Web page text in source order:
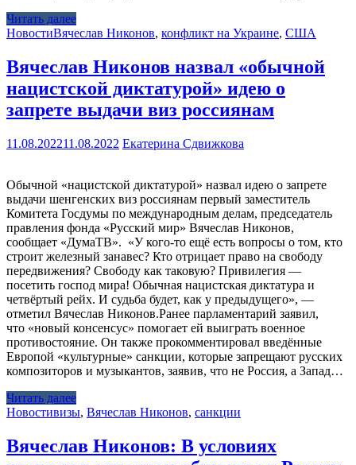
Читать далее
НовостиВячеслав Никонов, конфликт на Украине, США
Вячеслав Никонов назвал «обычной
нацистской диктатурой» идею о
запрете выдачи виз россиянам
11.08.202211.08.2022 Екатерина Сдвижкова
Обычной «нацистской диктатурой» назвал идею о запрете
выдачи шенгенских виз россиянам первый заместитель
Комитета Госдумы по международным делам, председатель
правления фонда «Русский мир» Вячеслав Никонов,
сообщает «ДумаТВ». «У кого-то ещё есть вопросы о том, кто
строит железный занавес? Кто отрицает право на свободу
передвижения? Свободу как таковую? Привилегия —
посетить господ мира! Обычная нацистская диктатура и
четвёртый рейх. И судьба будет, как у предыдущего», —
отметил Вячеслав Никонов.Ранее парламентарий заявил,
что «новый консенсус» помогает ей выиграть военное
противостояние. Он также прокомментировал введённые
Европой «культурные» санкции, которые запрещают русских
композиторов и музыкантов, заявив, что не Россия, а Запад…
Читать далее
Новостивизы, Вячеслав Никонов, санкции
Вячеслав Никонов: В условиях